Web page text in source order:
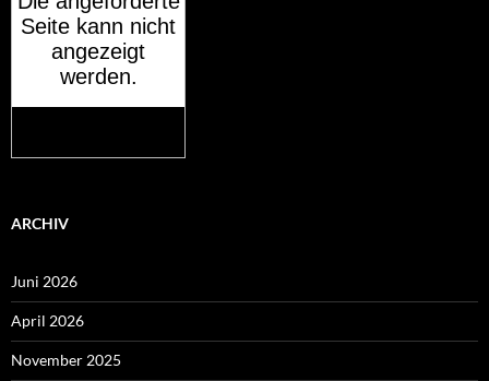
ARCHIV
Juni 2026
April 2026
November 2025